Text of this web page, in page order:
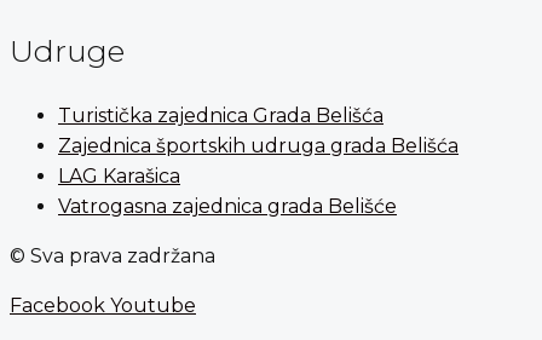
Udruge
Turistička zajednica Grada Belišća
Zajednica športskih udruga grada Belišća
LAG Karašica
Vatrogasna zajednica grada Belišće
© Sva prava zadržana
Facebook Youtube